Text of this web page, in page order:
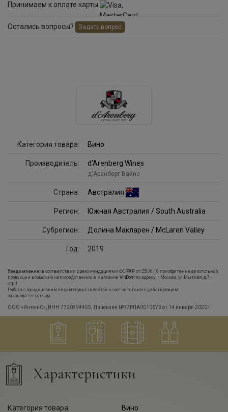
Принимаем к оплате карты
Остались вопросы? Задать вопрос
Категория товара: Вино
Производитель: d'Arenberg Wines
д'Аренберг Вайнс
Страна: Австралия
Регион: Южная Австралия / South Australia
Субрегион: Долина Макларен / McLaren Valley
Год: 2019
Уведомление: в соответствии с рекомендациями ФС РАР от 25.06.18 приобретение алкогольной
продукции возможно непосредственно в магазине VinDom по адресу: г.Москва, ул.Мытная, д.7,
стр.1
Работа с юридическим лицам осуществляется в соответствии с действующим
законодательством.
ООО «Интел-С», ИНН 7720794455, Лицензия №77РПА0010673 от 14 января 2020г.
Характеристики
Категория товара: Вино